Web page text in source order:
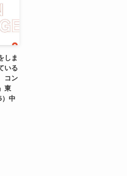
しま
いる
コン
東
中